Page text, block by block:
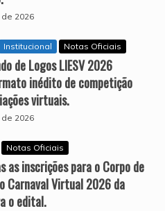
2026
Institucional Notas Oficiais
de Logos LIESV 2026
inédito de competição
virtuais.
2026
Notas Oficiais
as inscrições para o Corpo de
Carnaval Virtual 2026 da
o edital.